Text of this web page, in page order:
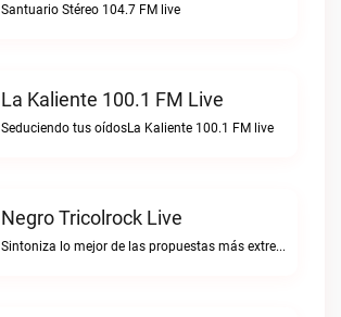
Santuario Stéreo 104.7 FM live
La Kaliente 100.1 FM Live
Seduciendo tus oídosLa Kaliente 100.1 FM live
Negro Tricolrock Live
Sintoniza lo mejor de las propuestas más extremas y virtuosas del metal colombianoNegro Tricolrock live